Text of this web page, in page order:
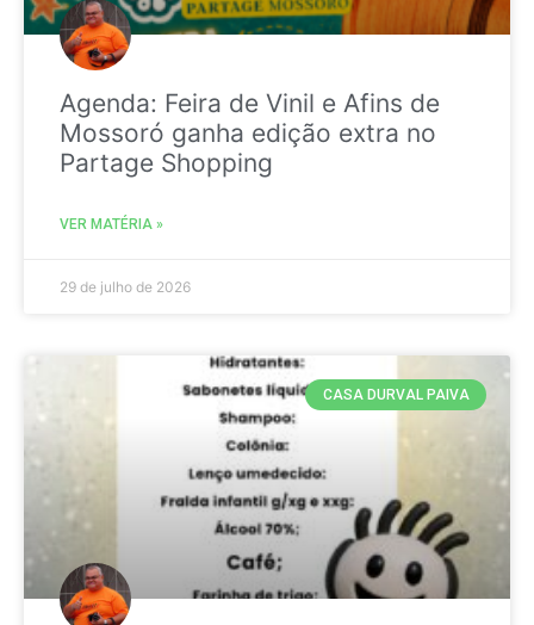
Agenda: Feira de Vinil e Afins de
Mossoró ganha edição extra no
Partage Shopping
VER MATÉRIA »
29 de julho de 2026
CASA DURVAL PAIVA